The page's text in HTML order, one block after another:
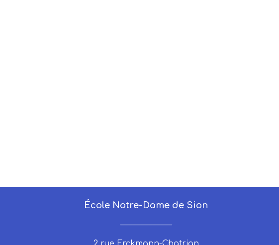
École Notre-Dame de Sion